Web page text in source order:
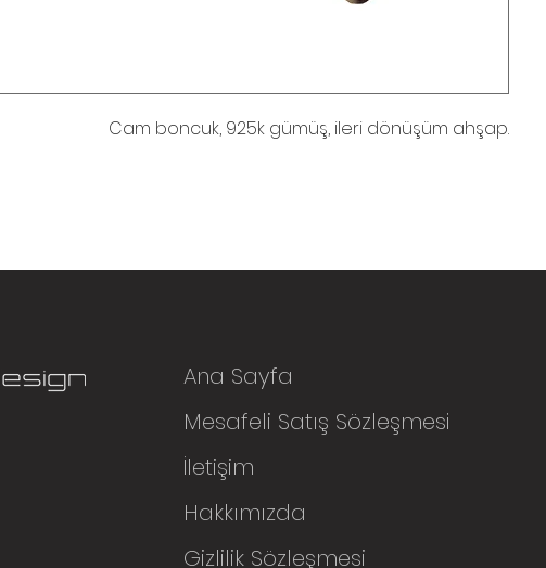
Cam boncuk, 925k gümüş, ileri dönüşüm ahşap.
Ana Sayfa
Mesafeli Satış Sözleşmesi
İletişim
Hakkımızda
Gizlilik Sözleşmesi